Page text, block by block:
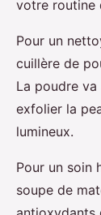
votre routine
Pour un
cuillère de
La poudre
exfolier la
lumineux.
Pour un soin
soupe de